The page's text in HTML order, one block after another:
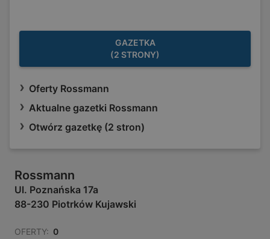
GAZETKA
(2 STRONY)
Oferty Rossmann
Aktualne gazetki Rossmann
Otwórz gazetkę (2 stron)
Rossmann
Ul. Poznańska 17a
88-230 Piotrków Kujawski
OFERTY: 0